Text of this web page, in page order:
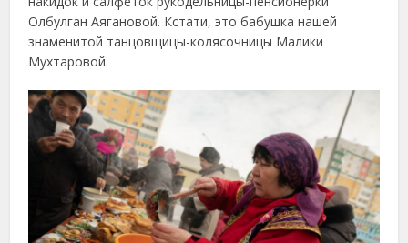
Олбулган Аягановой. Кстати, это бабушка нашей
знаменитой танцовщицы-колясочницы Малики
Мухтаровой.